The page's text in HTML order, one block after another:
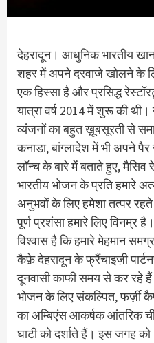
देहरादून। आधुनिक भारतीय
शहर में अपने दरवाजे खोलने के
एक हिस्सा है और प्रसिद्ध
यात्रा वर्ष 2014 में शुरू की
व्यंजनों का बहुत ख़ूबसूरती से
कनाडा, बांग्लादेश में भी अपने
लॉन्च के बारे में बताते हुए,
भारतीय भोजन के प्रति हमारे
अनुभवों के लिए हमेशा तत्पर रहते
पूर्ण प्रशंसा हमारे लिए विनम्र
विश्वास है कि हमारे मेहमान
कैफ़े देहरादून के फ्रैंचाइज़ी
दूनवासी काफी समय से कर रहे
भोजन के लिए संकल्पित, फर्ज़ी
का अम्बिएंस आकर्षक आंतरिक
घाटी को दर्शाते हैं। इस जगह